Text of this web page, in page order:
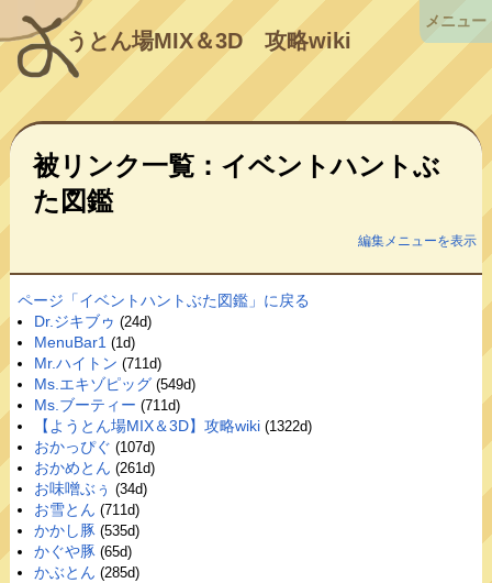
うとん場MIX＆3D攻略wiki
被リンク一覧：イベントハントぶ
た図鑑
編集メニューを表示
ページ「イベントハントぶた図鑑」に戻る
Dr.ジキブゥ (24d)
MenuBar1(1d)
Mr.ハイトン (711d)
Ms.エキゾピッグ(549d)
Ms.ブーティー (711d)
【ようとん場MIX＆3D】攻略wiki(1322d)
おかっぴぐ (107d)
おかめとん (261d)
お味噌ぶぅ (34d)
お雪とん (711d)
かかし豚(535d)
かぐや豚(65d)
かぶとん (285d)
メニュー